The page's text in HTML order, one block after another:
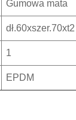
Gumowa mata
dł.60xszer.70xt2
1
EPDM